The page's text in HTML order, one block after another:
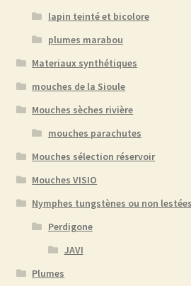
lapin teinté et bicolore
plumes marabou
Materiaux synthétiques
mouches de la Sioule
Mouches sèches rivière
mouches parachutes
Mouches sélection réservoir
Mouches VISIO
Nymphes tungstènes ou non lestées
Perdigone
JAVI
Plumes